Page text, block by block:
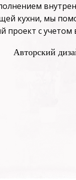
кухни, мы
проект с
Авторский